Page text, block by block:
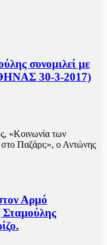
συνομιλεί με
30-3-2017)
«Κοινωνία των
Παζάρι;», ο Αντώνης
Αρμό